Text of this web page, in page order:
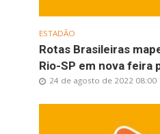
ESTADÃO
Rotas Brasileiras
Rio-SP em nova feira
24 de agosto de 2022 08:00